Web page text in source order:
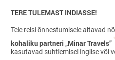
TERE TULEMAST INDIASSE!
Teie reisi õnnestumisele aitavad
kohaliku partneri „Minar Travels”
kasutavad suhtlemisel inglise või